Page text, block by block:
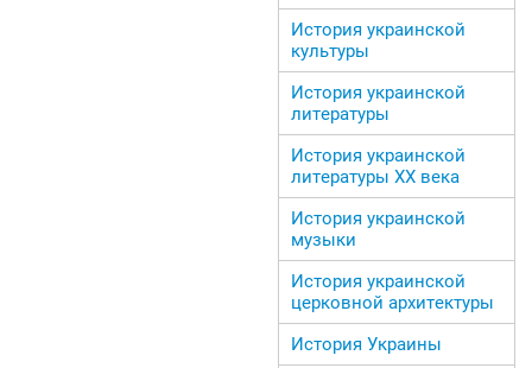
История украинской
культуры
История украинской
литературы
История украинской
литературы ХХ века
История украинской
музыки
История украинской
церковной архитектуры
История Украины